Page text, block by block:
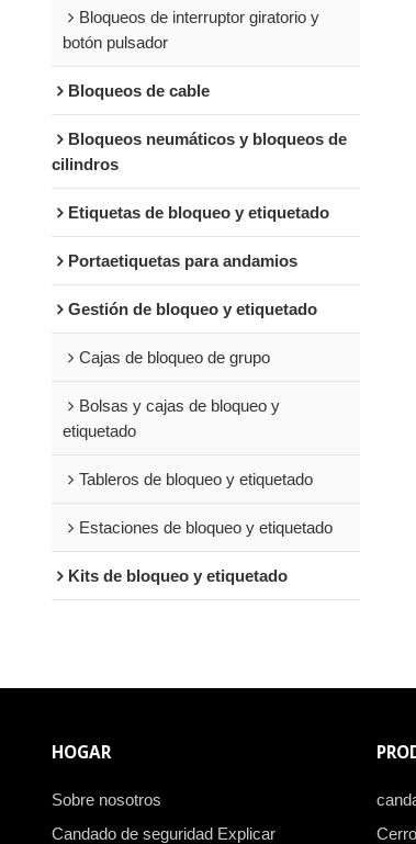
Bloqueos de interruptor giratorio y
botón pulsador
Bloqueos de cable
Bloqueos neumáticos y bloqueos de
cilindros
Etiquetas de bloqueo y etiquetado
Portaetiquetas para andamios
Gestión de bloqueo y etiquetado
Cajas de bloqueo de grupo
Bolsas y cajas de bloqueo y
etiquetado
Tableros de bloqueo y etiquetado
Estaciones de bloqueo y etiquetado
Kits de bloqueo y etiquetado
HOGAR
Sobre nosotros
Candado de seguridad Explicar